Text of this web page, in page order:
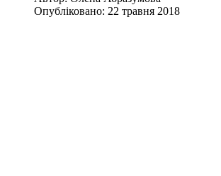
Опубліковано: 22 травня 2018